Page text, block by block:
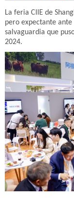
La feria CIIE de
pero expectante
salvaguardia que
2024.